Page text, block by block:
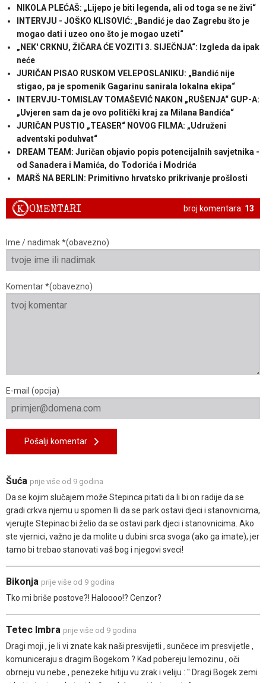
NIKOLA PLEĆAŠ: „Lijepo je biti legenda, ali od toga se ne živi“
INTERVJU - JOŠKO KLISOVIĆ: „Bandić je dao Zagrebu što je
mogao dati i uzeo ono što je mogao uzeti“
„NEK' CRKNU, ŽIČARA ĆE VOZITI 3. SIJEČNJA“: Izgleda da ipak
neće
JURIČAN PISAO RUSKOM VELEPOSLANIKU: „Bandić nije
stigao, pa je spomenik Gagarinu sanirala lokalna ekipa“
INTERVJU-TOMISLAV TOMAŠEVIĆ NAKON „RUŠENJA“ GUP-A:
„Uvjeren sam da je ovo politički kraj za Milana Bandića“
JURIČAN PUSTIO „TEASER“ NOVOG FILMA: „Udruženi
adventski poduhvat“
DREAM TEAM: Juričan objavio popis potencijalnih savjetnika -
od Sanadera i Mamića, do Todorića i Modrića
MARŠ NA BERLIN: Primitivno hrvatsko prikrivanje prošlosti
broj komentara: 13
KOMENTARI
Ime / nadimak *(obavezno)
Komentar *(obavezno)
E-mail (opcija)
Pošalji komentar
Šuća prije više od 9 godina
Da se kojim slučajem može Stepinca pitati da li bi on radije da se
gradi crkva njemu u spomen IIi da se park ostavi djeci i stanovnicima,
vjerujte Stepinac bi želio da se ostavi park djeci i stanovnicima. Ako
ste vjernici, važno je da molite u dubini srca svoga (ako ga imate), jer
tamo bi trebao stanovati vaš bog i njegovi sveci!
Bikonja prije više od 9 godina
Tko mi briše postove?! Haloooo!? Cenzor?
Tetec Imbra prije više od 9 godina
Dragi moji , je li vi znate kak naši presvijetli , sunčece im presvijetle ,
komuniceraju s dragim Bogekom ? Kad pobereju lemozinu , oči
obrneju vu nebe , penezeke hitiju vu zrak i veliju : " Dragi Bogek zemi